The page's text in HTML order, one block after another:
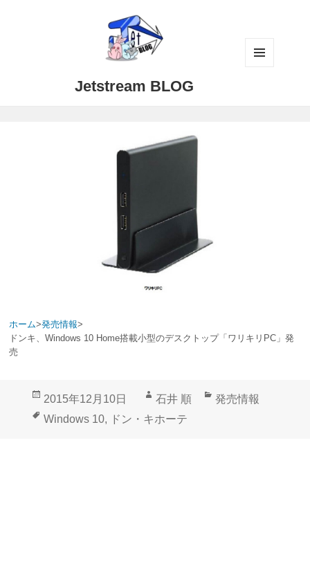
Jetstream BLOG
ホーム>発売情報>
ドンキ、Windows 10 Home搭載小型のデスクトップ「ワリキリPC」発
売
投
稿
2015年12月10日
作
成
石井 順
カ
発売情報
タ
Windows 10, ドン・キホーテ